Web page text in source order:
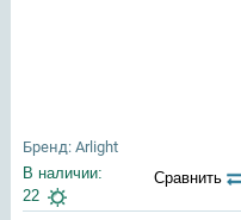
Бренд: Arlight
В наличии:
22
Сравнить